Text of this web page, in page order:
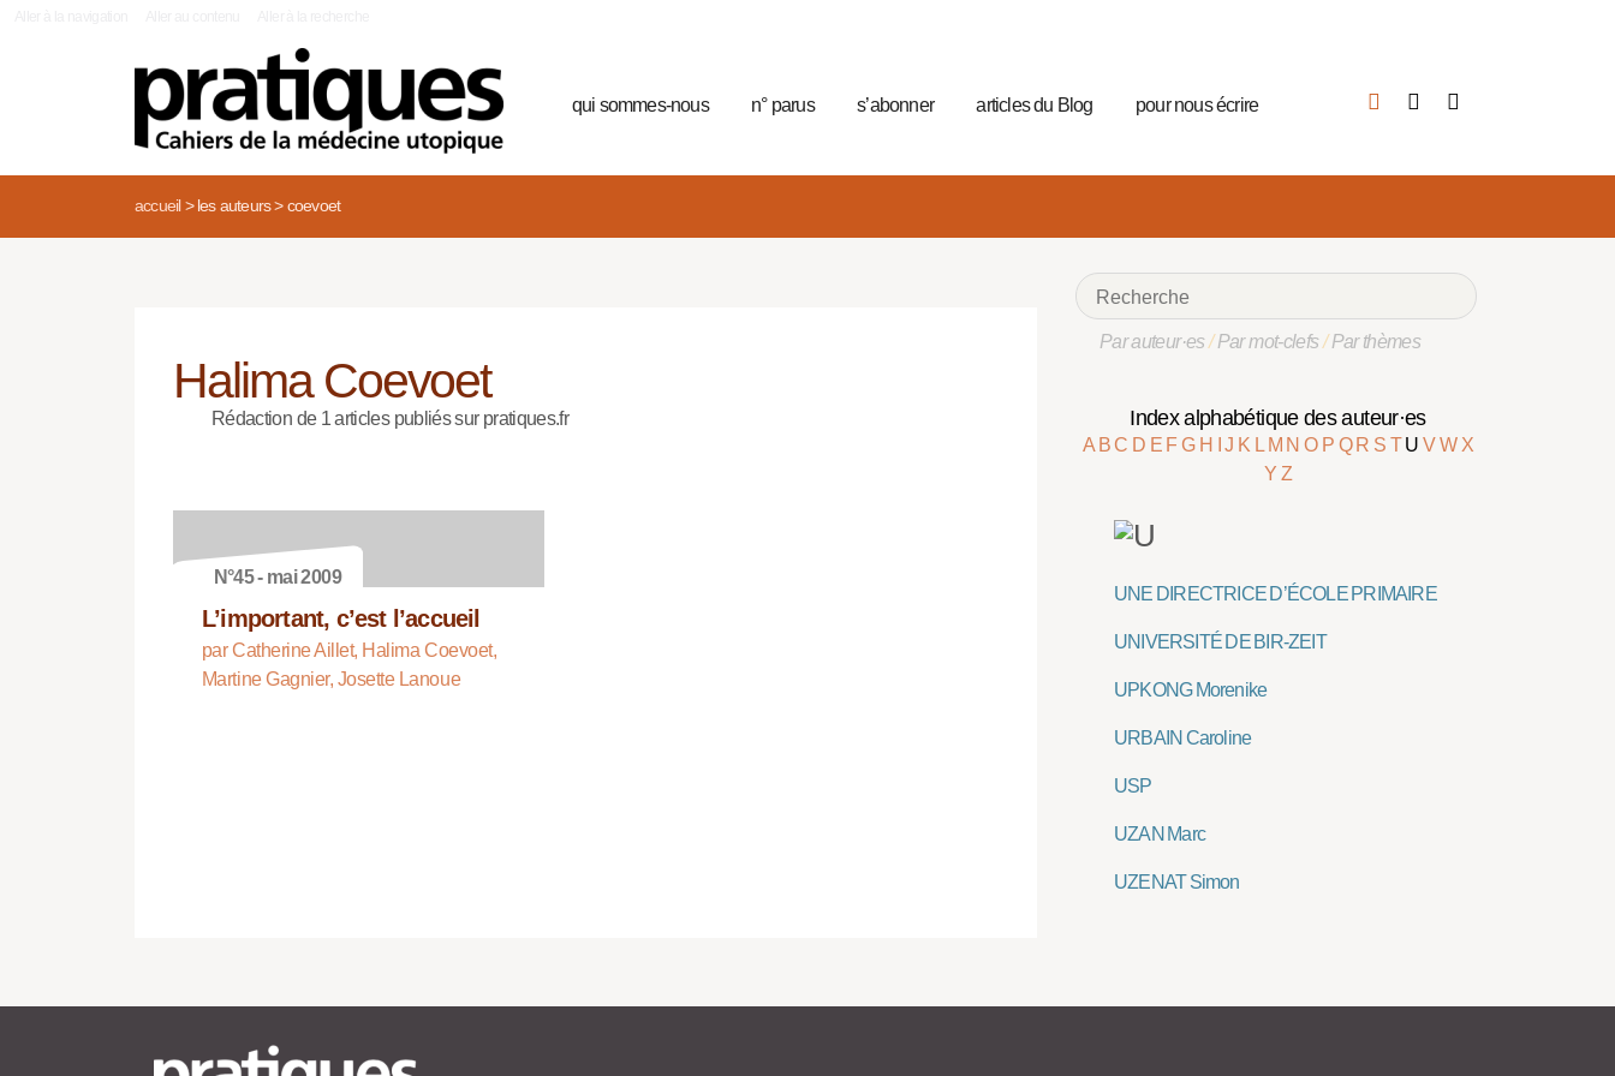
qui sommes-nous n° parus s’abonner articles du Blog pour nous écrire
accueil> les auteurs> coevoet
Halima Coevoet
Rédaction de 1 articles publiés sur pratiques.fr
N°45 - mai 2009
L’important, c’est l’accueil
par Catherine Aillet, Halima Coevoet,
Martine Gagnier, Josette Lanoue
Par auteur·es/Par mot-clefs/Par thèmes
Index alphabétique des auteur·es
A BC D E FG H IJ K L M NO P Q R S TUVW X
Y Z
UNE DIRECTRICE D’ÉCOLE PRIMAIRE
UNIVERSITÉ DE BIR-ZEIT
UPKONG Morenike
URBAIN Caroline
USP
UZAN Marc
UZENAT Simon